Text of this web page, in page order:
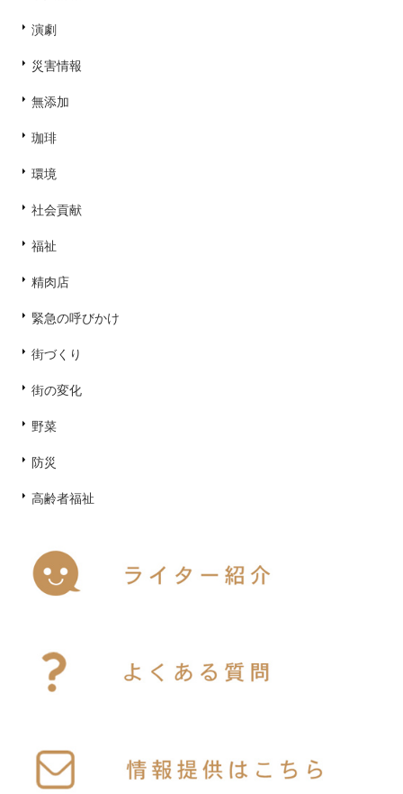
演劇
災害情報
無添加
珈琲
環境
社会貢献
福祉
精肉店
緊急の呼びかけ
街づくり
街の変化
野菜
防災
高齢者福祉